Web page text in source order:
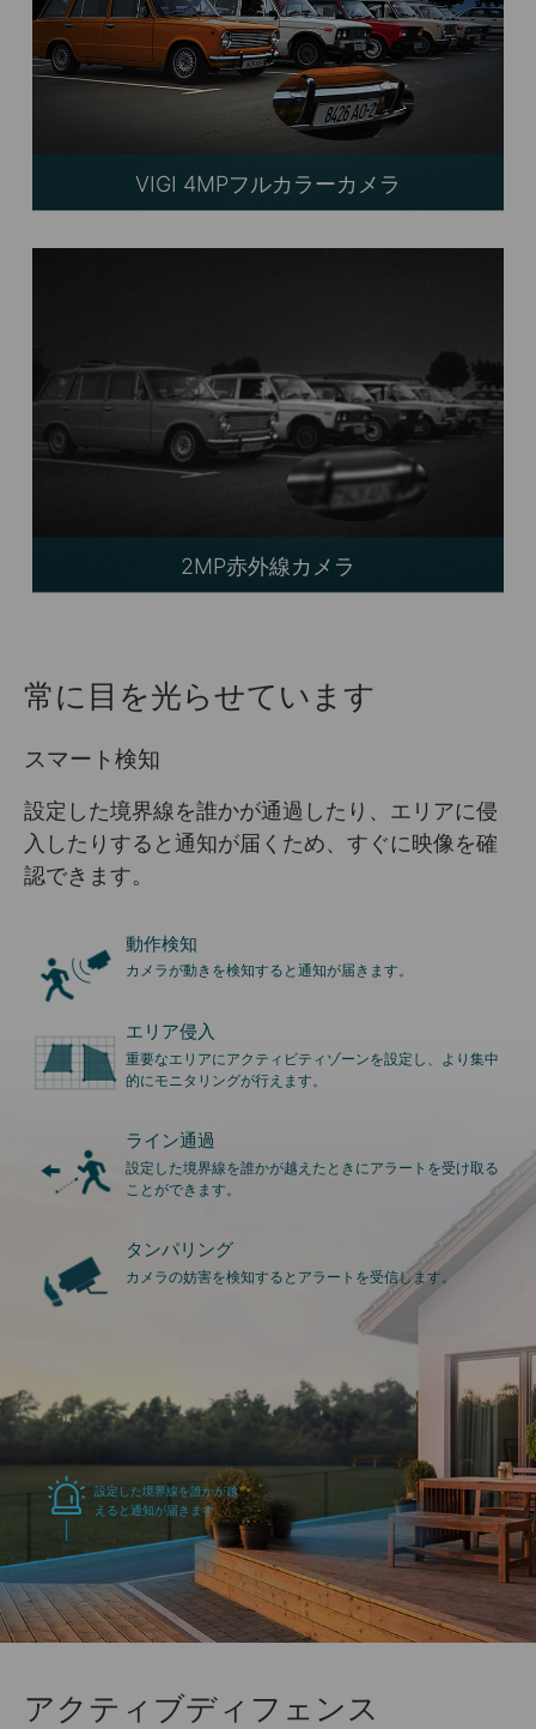
VIGI 4MPフルカラーカメラ
2MP赤外線カメラ
常に目を光らせています
スマート検知
設定した境界線を誰かが通過したり、エリアに侵
入したりすると通知が届くため、すぐに映像を確
認できます。
動作検知
カメラが動きを検知すると通知が届きます。
エリア侵入
重要なエリアにアクティビティゾーンを設定し、より集中
的にモニタリングが行えます。
ライン通過
設定した境界線を誰かが越えたときにアラートを受け取る
ことができます。
タンパリング
カメラの妨害を検知するとアラートを受信します。
設定した境界線を誰かが越
えると通知が届きます
アクティブディフェンス